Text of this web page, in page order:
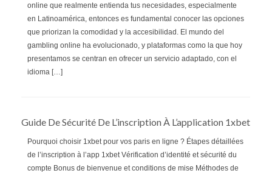
online que realmente entienda tus necesidades, especialmente
en Latinoamérica, entonces es fundamental conocer las opciones
que priorizan la comodidad y la accesibilidad. El mundo del
gambling online ha evolucionado, y plataformas como la que hoy
presentamos se centran en ofrecer un servicio adaptado, con el
idioma […]
Guide De Sécurité De L’inscription À L’application 1xbet
Pourquoi choisir 1xbet pour vos paris en ligne ? Étapes détaillées
de l’inscription à l’app 1xbet Vérification d’identité et sécurité du
compte Bonus de bienvenue et conditions de mise Méthodes de